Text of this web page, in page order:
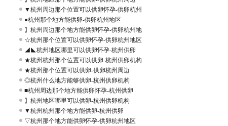
▼杭州周边那个位置可以供卵怀孕-供卵杭州
●杭州那个地方能供卵-供卵杭州地区
】杭州周边那个地方能供卵怀孕-供卵杭州地
☆杭州那个位置可以供卵怀孕-供卵杭州地区
◢◣杭州地区哪里可以供卵怀孕-杭州供卵
★杭州杭州那个位置可以供卵-杭州供卵机构
★杭州那个位置可以供卵-供卵杭州周边
◎杭州什么地方能够供卵-杭州供卵机构
■杭州周边那个地方能供卵怀孕-杭州供卵
】杭州地区哪里可以供卵-杭州供卵机构
▼杭州杭州那个地方能供卵-杭州供卵
▽杭州那个地方能供卵怀孕-供卵杭州地区